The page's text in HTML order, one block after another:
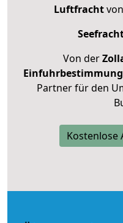
Luftfracht
Von der
Einfuhrbestimmung
Partner für den
Kostenlose